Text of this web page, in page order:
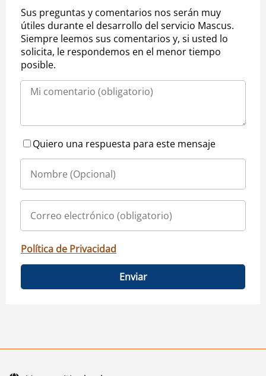
Sus preguntas y comentarios nos serán muy
útiles durante el desarrollo del servicio Mascus.
Siempre leemos sus comentarios y, si usted lo
solicita, le respondemos en el menor tiempo
posible.
Quiero una respuesta para este mensaje
Política de Privacidad
Enviar